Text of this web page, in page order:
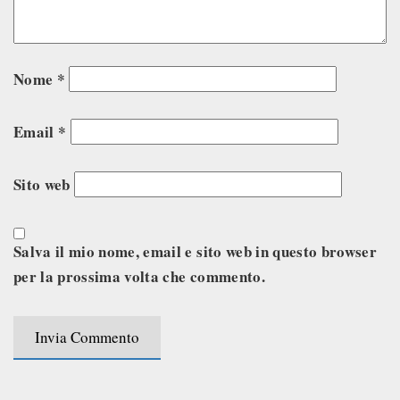
Nome *
Email *
Sito web
Salva il mio nome, email e sito web in questo browser
per la prossima volta che commento.